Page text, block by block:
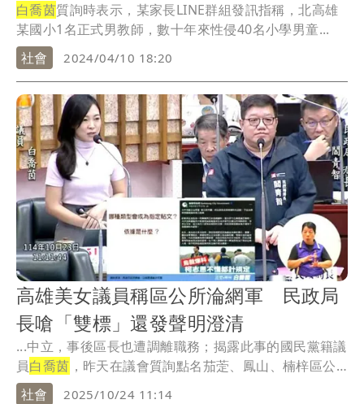
白喬茵質詢時表示，某家長LINE群組發訊指稱，北高雄
某國小1名正式男教師，數十年來性侵40名小學男童...
社會
2024/04/10 18:20
高雄美女議員稱區公所淪網軍 民政局
長嗆「雙標」還發聲明澄清
...中立，事後區長也遭調離職務；揭露此事的國民黨籍議
員白喬茵 ，昨天在議會質詢點名茄萣、鳳山、楠梓區公
所臉...
社會 2025/10/24 11:14